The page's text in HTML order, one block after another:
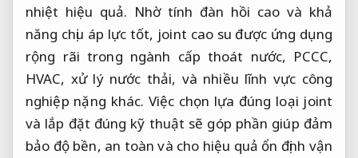
nhiệt hiệu quả. Nhờ tính đàn hồi cao và khả
năng chịu áp lực tốt, joint cao su được ứng dụng
rộng rãi trong ngành cấp thoát nước, PCCC,
HVAC, xử lý nước thải, và nhiều lĩnh vực công
nghiệp nặng khác. Việc chọn lựa đúng loại joint
và lắp đặt đúng kỹ thuật sẽ góp phần giúp đảm
bảo độ bền, an toàn và cho hiệu quả ổn định vận